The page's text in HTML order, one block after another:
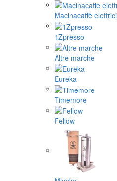
Macinacaffè elettrici
1Zpresso
Altre marche
Eureka
Timemore
Fellow